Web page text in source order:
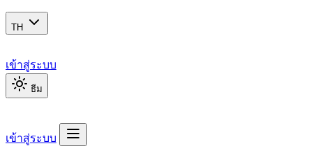
TH
เข้าสู่ระบบ
ธีม
เข้าสู่ระบบ